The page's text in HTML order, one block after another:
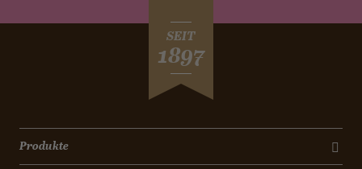
SEIT
1897
Produkte